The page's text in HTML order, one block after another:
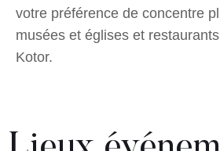
votre préférence de concentre
musées et églises et
Kotor.